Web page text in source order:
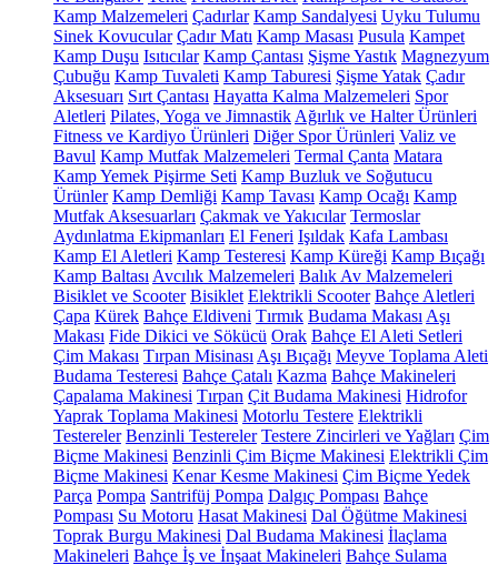
Kamp Malzemeleri Çadırlar Kamp Sandalyesi Uyku Tulumu
Sinek Kovucular Çadır Matı Kamp Masası Pusula Kampet
Kamp Duşu Isıtıcılar Kamp Çantası Şişme Yastık Magnezyum
Çubuğu Kamp Tuvaleti Kamp Taburesi Şişme Yatak Çadır
Aksesuarı Sırt Çantası Hayatta Kalma Malzemeleri Spor
Aletleri Pilates, Yoga ve Jimnastik Ağırlık ve Halter Ürünleri
Fitness ve Kardiyo Ürünleri Diğer Spor Ürünleri Valiz ve
Bavul Kamp Mutfak Malzemeleri Termal Çanta Matara
Kamp Yemek Pişirme Seti Kamp Buzluk ve Soğutucu
Ürünler Kamp Demliği Kamp Tavası Kamp Ocağı Kamp
Mutfak Aksesuarları Çakmak ve Yakıcılar Termoslar
Aydınlatma Ekipmanları El Feneri Işıldak Kafa Lambası
Kamp El Aletleri Kamp Testeresi Kamp Küreği Kamp Bıçağı
Kamp Baltası Avcılık Malzemeleri Balık Av Malzemeleri
Bisiklet ve Scooter Bisiklet Elektrikli Scooter Bahçe Aletleri
Çapa Kürek Bahçe Eldiveni Tırmık Budama Makası Aşı
Makası Fide Dikici ve Sökücü Orak Bahçe El Aleti Setleri
Çim Makası Tırpan Misinası Aşı Bıçağı Meyve Toplama Aleti
Budama Testeresi Bahçe Çatalı Kazma Bahçe Makineleri
Çapalama Makinesi Tırpan Çit Budama Makinesi Hidrofor
Yaprak Toplama Makinesi Motorlu Testere Elektrikli
Testereler Benzinli Testereler Testere Zincirleri ve Yağları Çim
Biçme Makinesi Benzinli Çim Biçme Makinesi Elektrikli Çim
Biçme Makinesi Kenar Kesme Makinesi Çim Biçme Yedek
Parça Pompa Santrifüj Pompa Dalgıç Pompası Bahçe
Pompası Su Motoru Hasat Makinesi Dal Öğütme Makinesi
Toprak Burgu Makinesi Dal Budama Makinesi İlaçlama
Makineleri Bahçe İş ve İnşaat Makineleri Bahçe Sulama